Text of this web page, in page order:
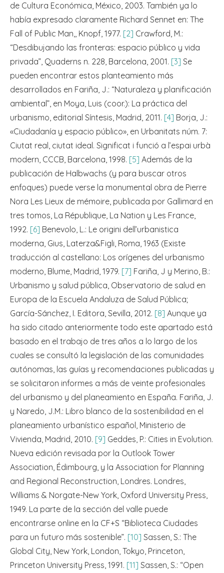
de Cultura Económica, México, 2003. También ya lo
había expresado claramente Richard Sennet en: The
Fall of Public Man,, Knopf, 1977. [2] Crawford, M.:
“Desdibujando las fronteras: espacio público y vida
privada”, Quaderns n. 228, Barcelona, 2001. [3] Se
pueden encontrar estos planteamiento más
desarrollados en Fariña, J.: “Naturaleza y planificación
ambiental”, en Moya, Luis (coor.): La práctica del
urbanismo, editorial Síntesis, Madrid, 2011. [4] Borja, J.:
«Ciudadanía y espacio público», en Urbanitats núm. 7:
Ciutat real, ciutat ideal. Significat i funció a l’espai urbà
modern, CCCB, Barcelona, 1998. [5] Además de la
publicación de Halbwachs (y para buscar otros
enfoques) puede verse la monumental obra de Pierre
Nora Les Lieux de mémoire, publicada por Gallimard en
tres tomos, La République, La Nation y Les France,
1992. [6] Benevolo, L.: Le origini dell’urbanistica
moderna, Gius, Laterza&Figli, Roma, 1963 (Existe
traducción al castellano: Los orígenes del urbanismo
moderno, Blume, Madrid, 1979. [7] Fariña, J y Merino, B.:
Urbanismo y salud pública, Observatorio de salud en
Europa de la Escuela Andaluza de Salud Pública;
García-Sánchez, I. Editora, Sevilla, 2012. [8] Aunque ya
ha sido citado anteriormente todo este apartado está
basado en el trabajo de tres años a lo largo de los
cuales se consultó la legislación de las comunidades
autónomas, las guías y recomendaciones publicadas y
se solicitaron informes a más de veinte profesionales
del urbanismo y del planeamiento en España. Fariña, J.
y Naredo, J.M.: Libro blanco de la sostenibilidad en el
planeamiento urbanístico español, Ministerio de
Vivienda, Madrid, 2010. [9] Geddes, P.: Cities in Evolution.
Nueva edición revisada por la Outlook Tower
Association, Édimbourg, y la Association for Planning
and Regional Reconstruction, Londres. Londres,
Williams & Norgate-New York, Oxford University Press,
1949. La parte de la sección del valle puede
encontrarse online en la CF+S “Biblioteca Ciudades
para un futuro más sostenible”. [10] Sassen, S.: The
Global City, New York, London, Tokyo, Princeton,
Princeton University Press, 1991. [11] Sassen, S.: “Open